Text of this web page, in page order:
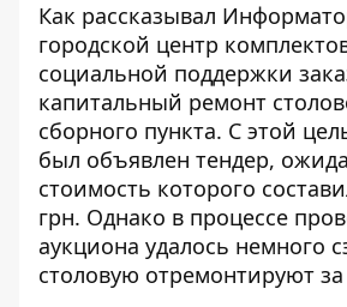
Как рассказывал
городской центр
социальной поддержки
капитальный ремонт
сборного пункта. С этой
был объявлен тендер,
стоимость которого
грн. Однако в процессе
аукциона удалось немного
столовую отремонтируют